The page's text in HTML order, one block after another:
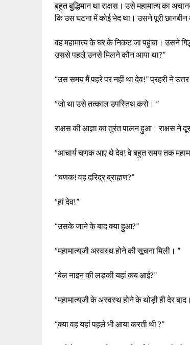
बहुत बुद्धिमान था राक्षस। उसे महामात्य का
कि उस घटना में कोई भेद था। उसने पूरी छानबीन
वह महामात्य के घर के निकट जा पहुंचा। उसने
उससे पहले उनसे मिलने कौन आया था?”
“उस समय मैं पहरे पर नहीं था देव!” प्रहरी ने उत्तर
“जो था उसे तत्काल उपस्तिथ करो। ”
राक्षस की आज्ञा का तुरंत पालन हुआ। राक्षस ने
“आचार्य चणक आए थे देव! वे बहुत समय तक
“चणक! वह दरिद्र ब्राह्मण?”
“हां देव!”
“उसके जाने के बाद क्या हुआ?”
“महामात्यजी अस्वस्थ होने की सूचना मिली। ”
“बेल नाइन की लड़की यहां कब आई?”
“महामात्यजी के अस्वस्थ होने के थोड़ी ही देर
“क्या वह यहां पहले भी आया करती थी ?”